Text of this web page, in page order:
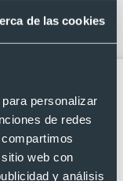
de las cookies
personalizar
de redes
web con
y análisis
wifi